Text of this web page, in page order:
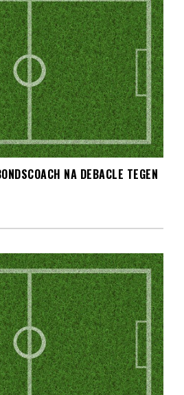
NA DEBACLE TEGEN